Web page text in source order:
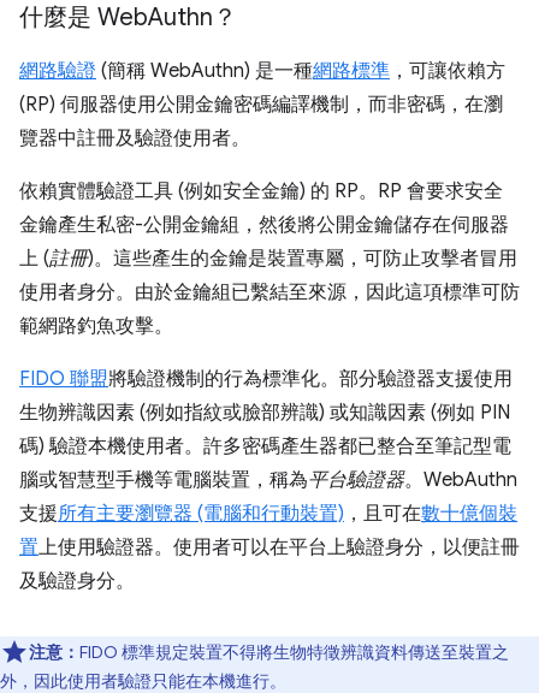
什麼是 WebAuthn？
網路驗證 (簡稱 WebAuthn) 是一種網路標準 ，可讓依賴方
(RP) 伺服器使用公開金鑰密碼編譯機制，而非密碼，在瀏
覽器中註冊及驗證使用者。
依賴實體驗證工具 (例如安全金鑰) 的 RP。RP 會要求安全
金鑰產生私密-公開金鑰組，然後將公開金鑰儲存在伺服器
上 (註冊)。這些產生的金鑰是裝置專屬，可防止攻擊者冒用
使用者身分。由於金鑰組已繫結至來源，因此這項標準可防
範網路釣魚攻擊。
FIDO 聯盟將驗證機制的行為標準化。部分驗證器支援使用
生物辨識因素 (例如指紋或臉部辨識) 或知識因素 (例如 PIN
碼) 驗證本機使用者。許多密碼產生器都已整合至筆記型電
腦或智慧型手機等電腦裝置，稱為平台驗證器。WebAuthn
支援所有主要瀏覽器 (電腦和行動裝置) ，且可在數十億個裝
置上使用驗證器。使用者可以在平台上驗證身分，以便註冊
及驗證身分。
注意： FIDO 標準規定裝置不得將生物特徵辨識資料傳送至裝置之
外，因此使用者驗證只能在本機進行。